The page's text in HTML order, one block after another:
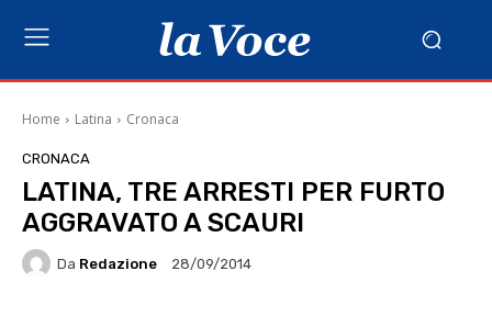
Home Latina Cronaca
CRONACA
LATINA, TRE ARRESTI PER FURTO
AGGRAVATO A SCAURI
Da Redazione 28/09/2014